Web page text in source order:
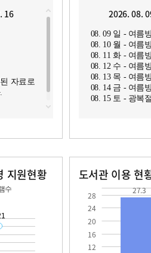
16
자료로
2026. 08.
08. 09 일 - 여름
08. 10 월 - 여름
08. 11 화 - 여름
08. 12 수 - 여름
08. 13 목 - 여름
08. 14 금 - 여름
08. 15 토 - 광복절
지원현황 도서관 이용 현
12
16
20
24
28 27.3